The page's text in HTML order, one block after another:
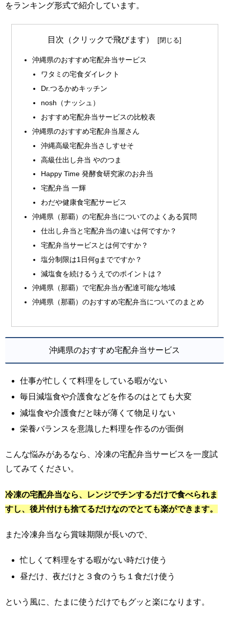
をランキング形式で紹介しています。
目次（クリックで飛びます）
沖縄県のおすすめ宅配弁当サービス
ワタミの宅食ダイレクト
Dr.つるかめキッチン
nosh（ナッシュ）
おすすめ宅配弁当サービスの比較表
沖縄県のおすすめ宅配弁当屋さん
沖縄高級宅配弁当さしすせそ
高級仕出し弁当 やのつま
Happy Time 発酵食研究家のお弁当
宅配弁当 一輝
わだや健康食宅配サービス
沖縄県（那覇）の宅配弁当についてのよくある質問
仕出し弁当と宅配弁当の違いは何ですか？
宅配弁当サービスとは何ですか？
塩分制限は1日何gまでですか？
減塩食を続けるうえでのポイントは？
沖縄県（那覇）で宅配弁当が配達可能な地域
沖縄県（那覇）のおすすめ宅配弁当についてのまとめ
沖縄県のおすすめ宅配弁当サービス
仕事が忙しくて料理をしている暇がない
毎日減塩食や介護食などを作るのはとても大変
減塩食や介護食だと味が薄くて物足りない
栄養バランスを意識した料理を作るのが面倒
こんな悩みがあるなら、冷凍の宅配弁当サービスを一度試
してみてください。
冷凍の宅配弁当なら、レンジでチンするだけで食べられま
すし、後片付けも捨てるだけなのでとても楽ができます。
また冷凍弁当なら賞味期限が長いので、
忙しくて料理をする暇がない時だけ使う
昼だけ、夜だけと３食のうち１食だけ使う
という風に、たまに使うだけでもグッと楽になります。